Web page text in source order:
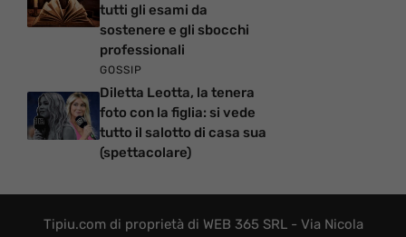
tutti gli esami da
sostenere e gli sbocchi
professionali
GOSSIP
Diletta Leotta, la tenera
foto con la figlia: si vede
tutto il salotto di casa sua
(spettacolare)
Tipiu.com di proprietà di WEB 365 SRL - Via Nicola